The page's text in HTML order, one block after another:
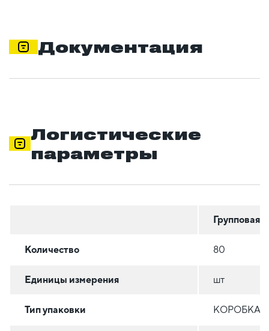
Документация
Логистические
параметры
Групповая
Количество 80
Единицы измерения шт
Тип упаковки КОРОБКА/